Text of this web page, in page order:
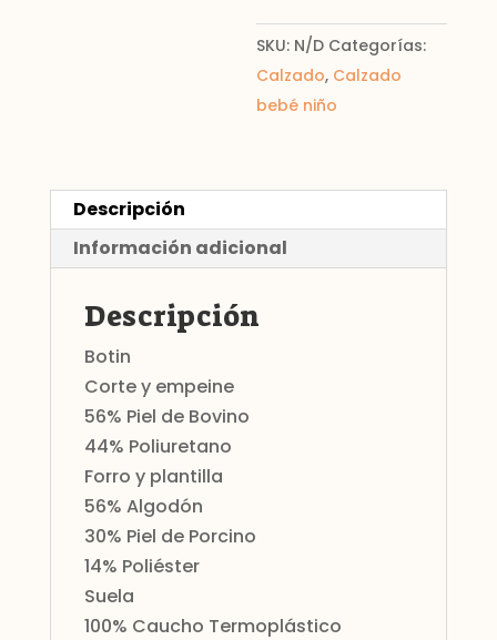
SKU: N/D Categorías:
Calzado, Calzado
bebé niño
Descripción
Información adicional
Descripción
Botin
Corte y empeine
56% Piel de Bovino
44% Poliuretano
Forro y plantilla
56% Algodón
30% Piel de Porcino
14% Poliéster
Suela
100% Caucho Termoplástico